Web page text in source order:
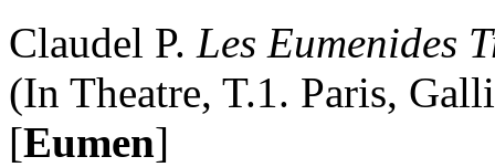
Claudel P. Les Eumenides
(In Theatre, T.1. Paris,
[Eumen]